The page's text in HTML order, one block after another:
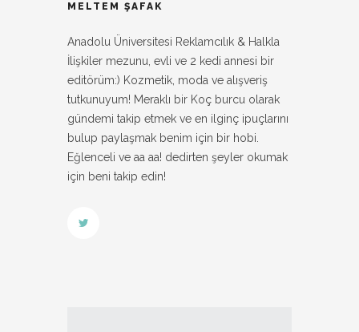
MELTEM ŞAFAK
Anadolu Üniversitesi Reklamcılık & Halkla
İlişkiler mezunu, evli ve 2 kedi annesi bir
editörüm:) Kozmetik, moda ve alışveriş
tutkunuyum! Meraklı bir Koç burcu olarak
gündemi takip etmek ve en ilginç ipuçlarını
bulup paylaşmak benim için bir hobi.
Eğlenceli ve aa aa! dedirten şeyler okumak
için beni takip edin!